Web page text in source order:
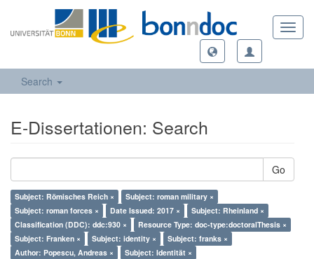
Search
E-Dissertationen: Search
Go
Subject: Römisches Reich ×
Subject: roman military ×
Subject: roman forces ×
Date Issued: 2017 ×
Subject: Rheinland ×
Classification (DDC): ddc:930 ×
Resource Type: doc-type:doctoralThesis ×
Subject: Franken ×
Subject: identity ×
Subject: franks ×
Author: Popescu, Andreas ×
Subject: Identität ×